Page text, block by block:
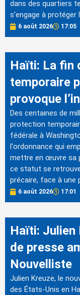
dans des quartiers
s'engage à protéger
6 août 2026 17:05
Haïti: La fin
temporaire
provoque
Des centaines de
protection
fédérale à
l'ordonnance qui
mettre en œuvre sa
ce statut se
précaire, face à une
6 août 2026 17:01
Haïti: Julien
de presse
Nouvelliste
Julien Kreuze, le
des États-Unis en